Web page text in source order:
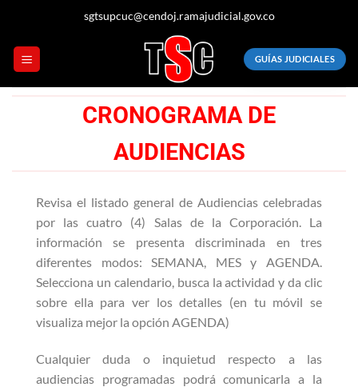
contenido
sgtsupcuc@cendoj.ramajudicial.gov.co
GUÍAS JUDICIALES
CRONOGRAMA DE
AUDIENCIAS
Revisa el listado general de Audiencias celebradas
por las cuatro (4) Salas de la Corporación. La
información se presenta discriminada en tres
diferentes modos: SEMANA, MES y AGENDA.
Selecciona un calendario, busca la actividad y da clic
sobre ella para ver los detalles (en tu móvil se
visualiza mejor la opción AGENDA)
Cualquier duda o inquietud respecto a las
audiencias programadas podrá comunicarla a la